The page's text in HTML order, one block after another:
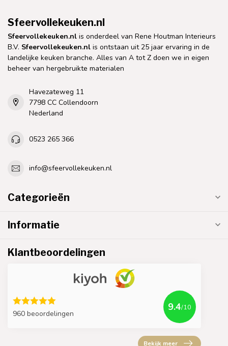
Sfeervollekeuken.nl
Sfeervollekeuken.nl is onderdeel van Rene Houtman Interieurs
B.V. Sfeervollekeuken.nl is ontstaan uit 25 jaar ervaring in de
landelijke keuken branche. Alles van A tot Z doen we in eigen
beheer van hergebruikte materialen
Havezateweg 11
7798 CC Collendoorn
Nederland
0523 265 366
info@sfeervollekeuken.nl
Categorieën
Informatie
Klantbeoordelingen
960 beoordelingen
9.4/10
Bekijk meer